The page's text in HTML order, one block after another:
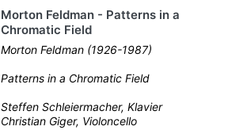
Morton Feldman - Patterns in a
Chromatic Field
Morton Feldman (1926-1987)
Patterns in a Chromatic Field
Steffen Schleiermacher, Klavier
Christian Giger, Violoncello